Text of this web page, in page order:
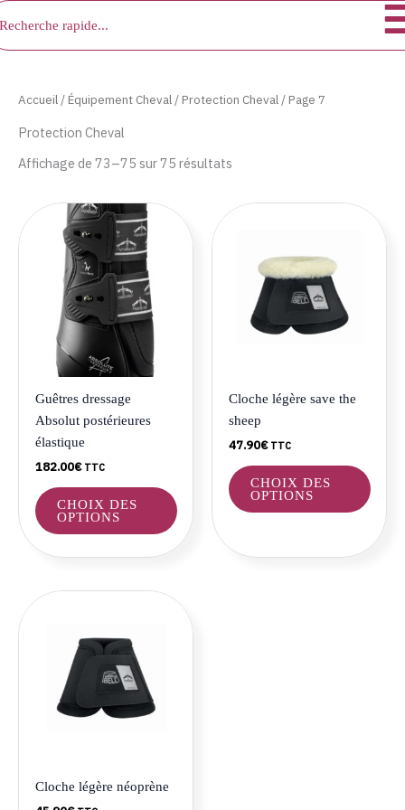
au
contenu
Accueil /Équipement Cheval /Protection Cheval / Page 7
Protection Cheval
Affichage de 73–75 sur 75 résultats
Guêtres dressage
Absolut postérieures
élastique
182.00€ TTC
CHOIX DES
OPTIONS
Ce
produit
produit
Cloche légère save the
sheep
47.90€ TTC
CHOIX DES
OPTIONS
Ce
du
Cloche légère néoprène
Ce
produit